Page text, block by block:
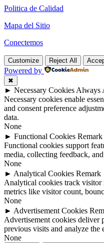
Politica de Calidad
Mapa del Sitio
Conectemos
Customize Reject All
Powered by
✖
► Necessary Cookies Always
Necessary cookies enable
and consent preference
data.
None
► Functional Cookies Remark
Functional cookies support
media, collecting feedback,
None
► Analytical Cookies Remark
Analytical cookies track
metrics like visitor count,
None
► Advertisement Cookies
Advertisement cookies deliver
previous visits and analyze the
None